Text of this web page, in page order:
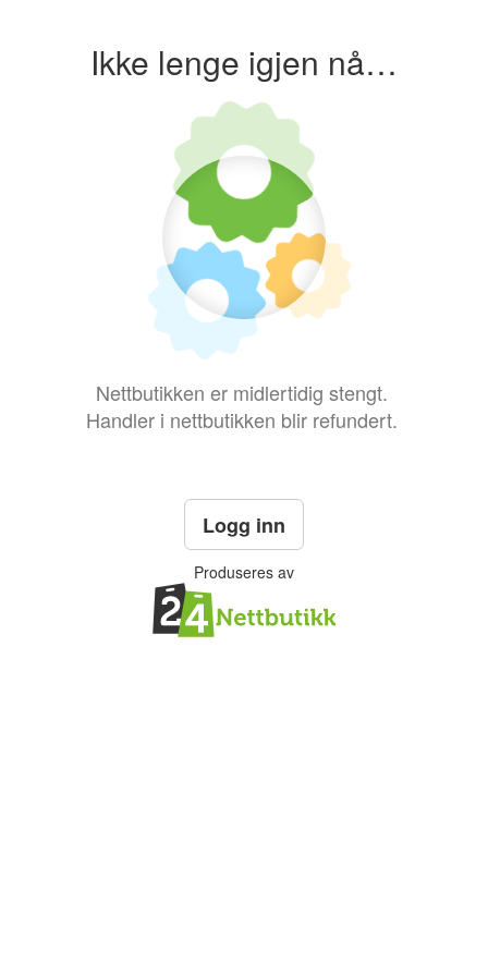
Ikke lenge igjen nå…
Nettbutikken er midlertidig stengt.
Handler i nettbutikken blir refundert.
Logg inn
Produseres av